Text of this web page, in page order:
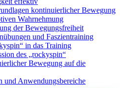
kontinuierlicher Bewegung
Wahrnehmung
der Bewegungsfreiheit
und Faszientraining
in das Training
des „rockyspin“
Bewegung auf die
und Anwendungsbereiche